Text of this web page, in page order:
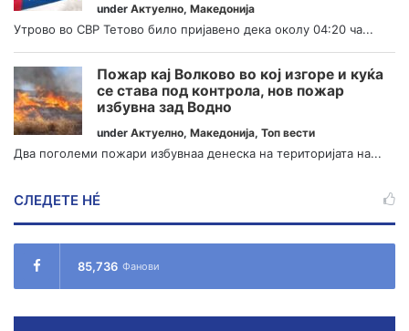
under Актуелно, Македонија
Утрово во СВР Тетово било пријавено дека околу 04:20 ча...
Пожар кај Волково во кој изгоре и куќа
се става под контрола, нов пожар
избувна зад Водно
under Актуелно, Македонија, Топ вести
Два поголеми пожари избувнаа денеска на територијата на...
СЛЕДЕТЕ НÉ
85,736 Фанови